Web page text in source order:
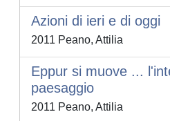
Azioni di ieri e di oggi
2011 Peano, Attilia
Eppur si muove ...
paesaggio
2011 Peano, Attilia